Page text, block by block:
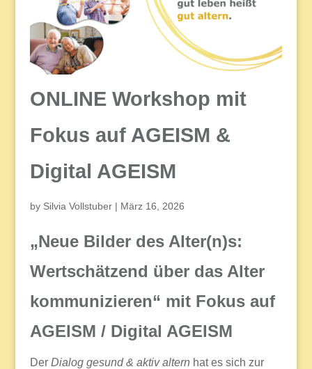
ONLINE Workshop mit
Fokus auf AGEISM &
Digital AGEISM
by Silvia Vollstuber| März 16, 2026
„Neue Bilder des Alter(n)s:
Wertschätzend über das Alter
kommunizieren“ mit Fokus auf
AGEISM / Digital AGEISM
Der Dialog gesund & aktiv altern hat es sich zur